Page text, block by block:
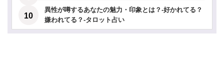
異性が噂するあなたの魅力・印象とは？-好かれてる？
嫌われてる？-タロット占い